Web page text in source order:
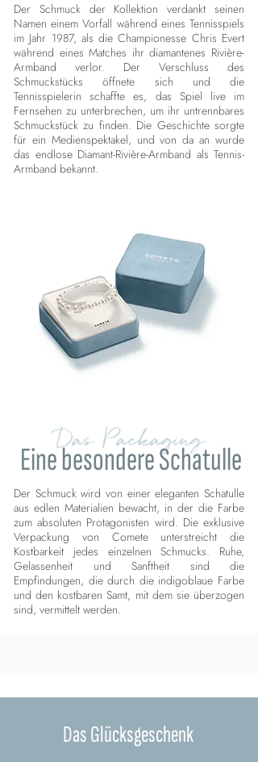
Der Schmuck der Kollektion verdankt seinen
Namen einem Vorfall während eines Tennisspiels
im Jahr 1987, als die Championesse Chris Evert
während eines Matches ihr diamantenes Rivière-
Armband verlor. Der Verschluss des
Schmuckstücks öffnete sich und die
Tennisspielerin schaffte es, das Spiel live im
Fernsehen zu unterbrechen, um ihr untrennbares
Schmuckstück zu finden. Die Geschichte sorgte
für ein Medienspektakel, und von da an wurde
das endlose Diamant-Rivière-Armband als Tennis-
Armband bekannt.
Das Packaging
Eine besondere Schatulle
Der Schmuck wird von einer eleganten Schatulle
aus edlen Materialien bewacht, in der die Farbe
zum absoluten Protagonisten wird. Die exklusive
Verpackung von Comete unterstreicht die
Kostbarkeit jedes einzelnen Schmucks. Ruhe,
Gelassenheit und Sanftheit sind die
Empfindungen, die durch die indigoblaue Farbe
und den kostbaren Samt, mit dem sie überzogen
sind, vermittelt werden.
Das Glücksgeschenk